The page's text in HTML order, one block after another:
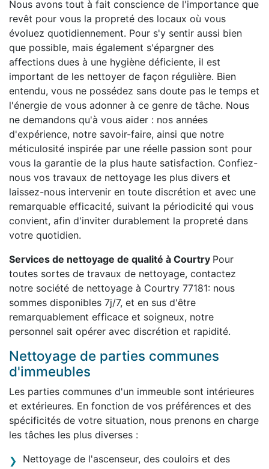
Nous avons tout à fait conscience de l'importance que
revêt pour vous la propreté des locaux où vous
évoluez quotidiennement. Pour s'y sentir aussi bien
que possible, mais également s'épargner des
affections dues à une hygiène déficiente, il est
important de les nettoyer de façon régulière. Bien
entendu, vous ne possédez sans doute pas le temps et
l'énergie de vous adonner à ce genre de tâche. Nous
ne demandons qu'à vous aider : nos années
d'expérience, notre savoir-faire, ainsi que notre
méticulosité inspirée par une réelle passion sont pour
vous la garantie de la plus haute satisfaction. Confiez-
nous vos travaux de nettoyage les plus divers et
laissez-nous intervenir en toute discrétion et avec une
remarquable efficacité, suivant la périodicité qui vous
convient, afin d'inviter durablement la propreté dans
votre quotidien.
Services de nettoyage de qualité à Courtry Pour
toutes sortes de travaux de nettoyage, contactez
notre société de nettoyage à Courtry 77181: nous
sommes disponibles 7j/7, et en sus d'être
remarquablement efficace et soigneux, notre
personnel sait opérer avec discrétion et rapidité.
Nettoyage de parties communes
d'immeubles
Les parties communes d'un immeuble sont intérieures
et extérieures. En fonction de vos préférences et des
spécificités de votre situation, nous prenons en charge
les tâches les plus diverses :
Nettoyage de l'ascenseur, des couloirs et des